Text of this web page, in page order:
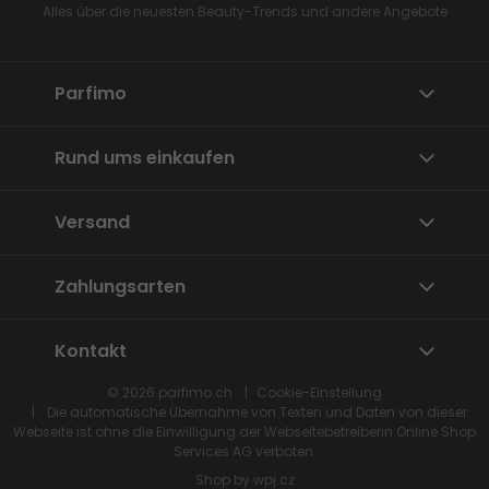
Alles über die neuesten Beauty-Trends und andere Angebote
Parfimo
Rund ums einkaufen
Versand
Zahlungsarten
Kontakt
© 2026 parfimo.ch
Cookie-Einstellung
Die automatische Übernahme von Texten und Daten von dieser
Webseite ist ohne die Einwilligung der Webseitebetreiberin Online Shop
Services AG verboten.
Shop by wpj.cz